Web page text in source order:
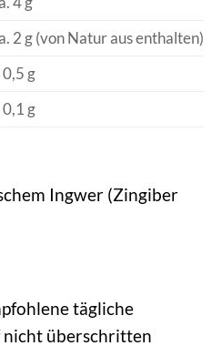
2 g (von Natur aus enthalten)
0,5 g
0,1 g
Ingwer (Zingiber
tägliche
überschritten